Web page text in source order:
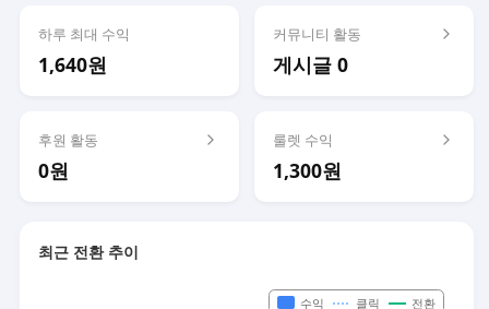
하루 최대 수익
1,640원
커뮤니티 활동
게시글 0
후원 활동
0원
룰렛 수익
1,300원
최근 전환 추이